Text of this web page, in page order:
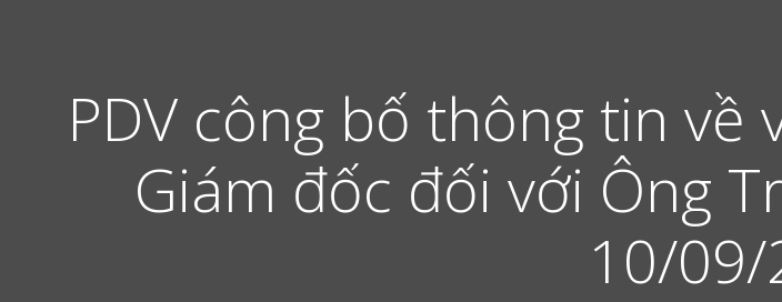
PDV công bố thông tin về
Giám đốc đối với Ông
10/